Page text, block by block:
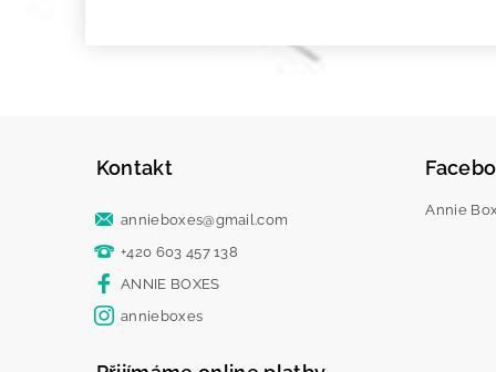
Kontakt
annieboxes@gmail.com
+420 603 457 138
ANNIE BOXES
annieboxes
Annie